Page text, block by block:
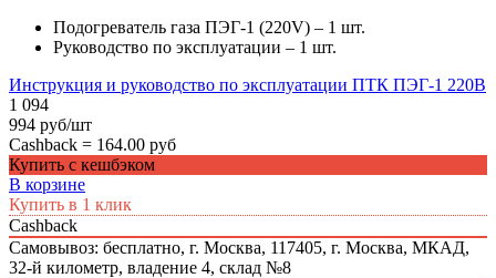
Подогреватель газа ПЭГ-1 (220V) – 1 шт.
Руководство по эксплуатации – 1 шт.
Инструкция и руководство по эксплуатации ПТК ПЭГ-1 220В
1 094
994 руб/шт
Cashback = 164.00 руб
Купить с кешбэком
В корзине
Купить в 1 клик
Cashback
Самовывоз: бесплатно, г. Москва, 117405, г. Москва, МКАД,
32-й километр, владение 4, склад №8